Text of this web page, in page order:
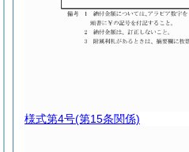
様式第4号(第15条関係)